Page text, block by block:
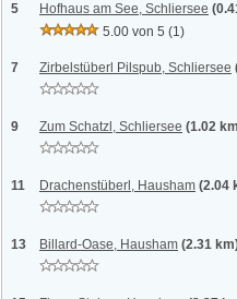
5 Hofhaus am See, Schliersee
5.00 von 5 (1)
7 Zirbelstüberl Pilspub, Schliersee
9 Zum Schatzl, Schliersee (1.02
11 Drachenstüberl, Hausham (2.04
13 Billard-Oase, Hausham (2.31